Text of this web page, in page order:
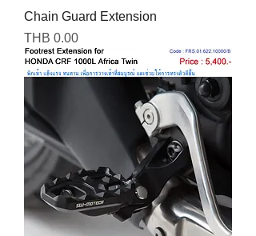
Chain Guard Extension
Price
THB 0.00